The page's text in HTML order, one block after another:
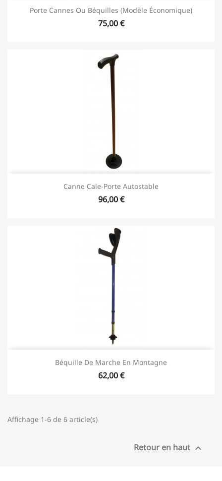
Porte Cannes Ou Béquilles (modèle Économique)
75,00 €
Canne Cale-Porte Autostable
96,00 €
Béquille De Marche En Montagne
62,00 €
Affichage 1-6 de 6 article(s)
Retour en haut 